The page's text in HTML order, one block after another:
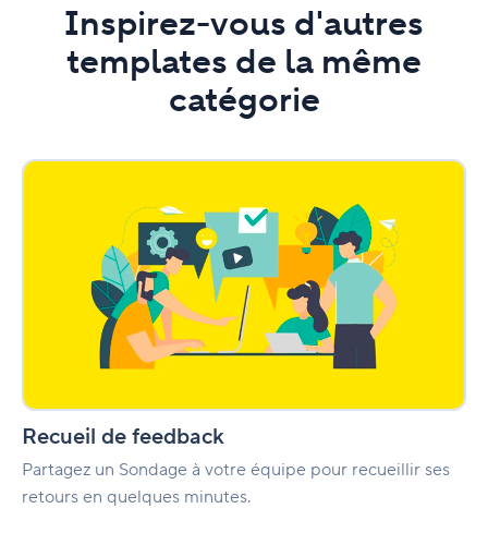
Inspirez-vous d'autres
templates de la même
catégorie
Recueil de feedback
Partagez un Sondage à votre équipe pour recueillir ses
retours en quelques minutes.
Recueil